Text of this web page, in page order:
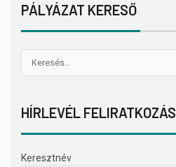
PÁLYÁZAT KERESŐ
HÍRLEVÉL FELIRATKOZÁS
Keresztnév